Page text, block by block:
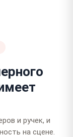
и ручек, и
на сцене.